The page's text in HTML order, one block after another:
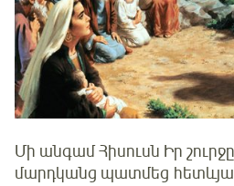
Մի անգամ Հիսուսն Իր
մարդկանց պատմեց